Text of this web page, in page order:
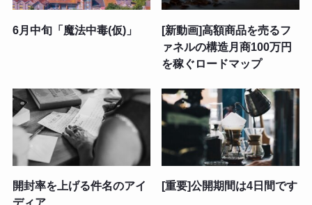
6月中旬「魔法中毒(仮)」
[新動画]高額商品を売るフ
ァネルの構造月商100万円
を稼ぐロードマップ
開封率を上げる件名のアイ
ディア
[重要]公開期間は4日間です